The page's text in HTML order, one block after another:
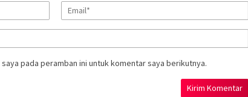
pada peramban ini untuk komentar saya berikutnya.